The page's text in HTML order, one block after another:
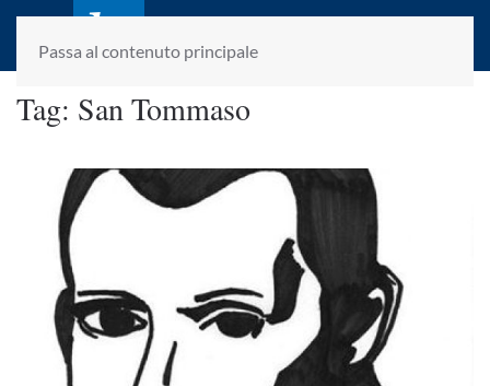
Passa al contenuto principale
laletteraturaenoi.it
fondato da Romano Luperini
Tag: San Tommaso